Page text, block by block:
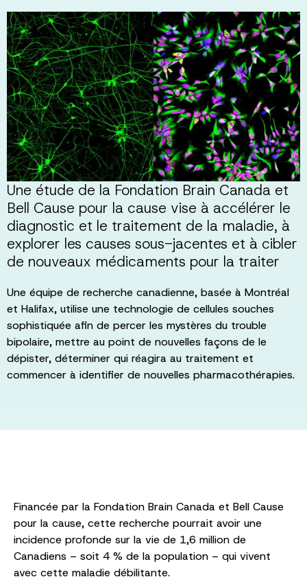
Une étude de la Fondation Brain Canada et
Bell Cause pour la cause vise à accélérer le
diagnostic et le traitement de la maladie, à
explorer les causes sous-jacentes et à cibler
de nouveaux médicaments pour la traiter
Une équipe de recherche canadienne, basée à Montréal
et Halifax, utilise une technologie de cellules souches
sophistiquée afin de percer les mystères du trouble
bipolaire, mettre au point de nouvelles façons de le
dépister, déterminer qui réagira au traitement et
commencer à identifier de nouvelles pharmacothérapies.
Financée par la Fondation Brain Canada et Bell Cause
pour la cause, cette recherche pourrait avoir une
incidence profonde sur la vie de 1,6 million de
Canadiens – soit 4 % de la population – qui vivent
avec cette maladie débilitante.